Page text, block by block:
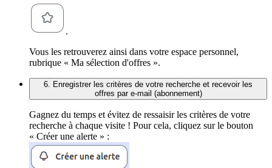
.
Vous les retrouverez ainsi dans votre espace personnel,
rubrique « Ma sélection d'offres ».
6. Enregistrer les critères de votre recherche et recevoir les
offres par e-mail (abonnement)
Gagnez du temps et évitez de ressaisir les critères de votre
recherche à chaque visite ! Pour cela, cliquez sur le bouton
« Créer une alerte » :